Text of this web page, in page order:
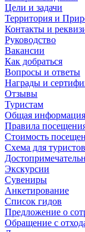
Цели и задачи
Территория и
Контакты и
Руководство
Вакансии
Как добраться
Вопросы и ответы
Награды и
Отзывы
Туристам
Общая информация
Правила
Стоимость
Схема для туристов
Экскурсии
Сувениры
Анкетирование
Список гидов
Предложение о
Обращение с